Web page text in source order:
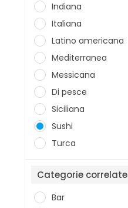
Indiana
Italiana
Latino americana
Mediterranea
Messicana
Di pesce
Siciliana
Sushi
Turca
Categorie correlate
Bar